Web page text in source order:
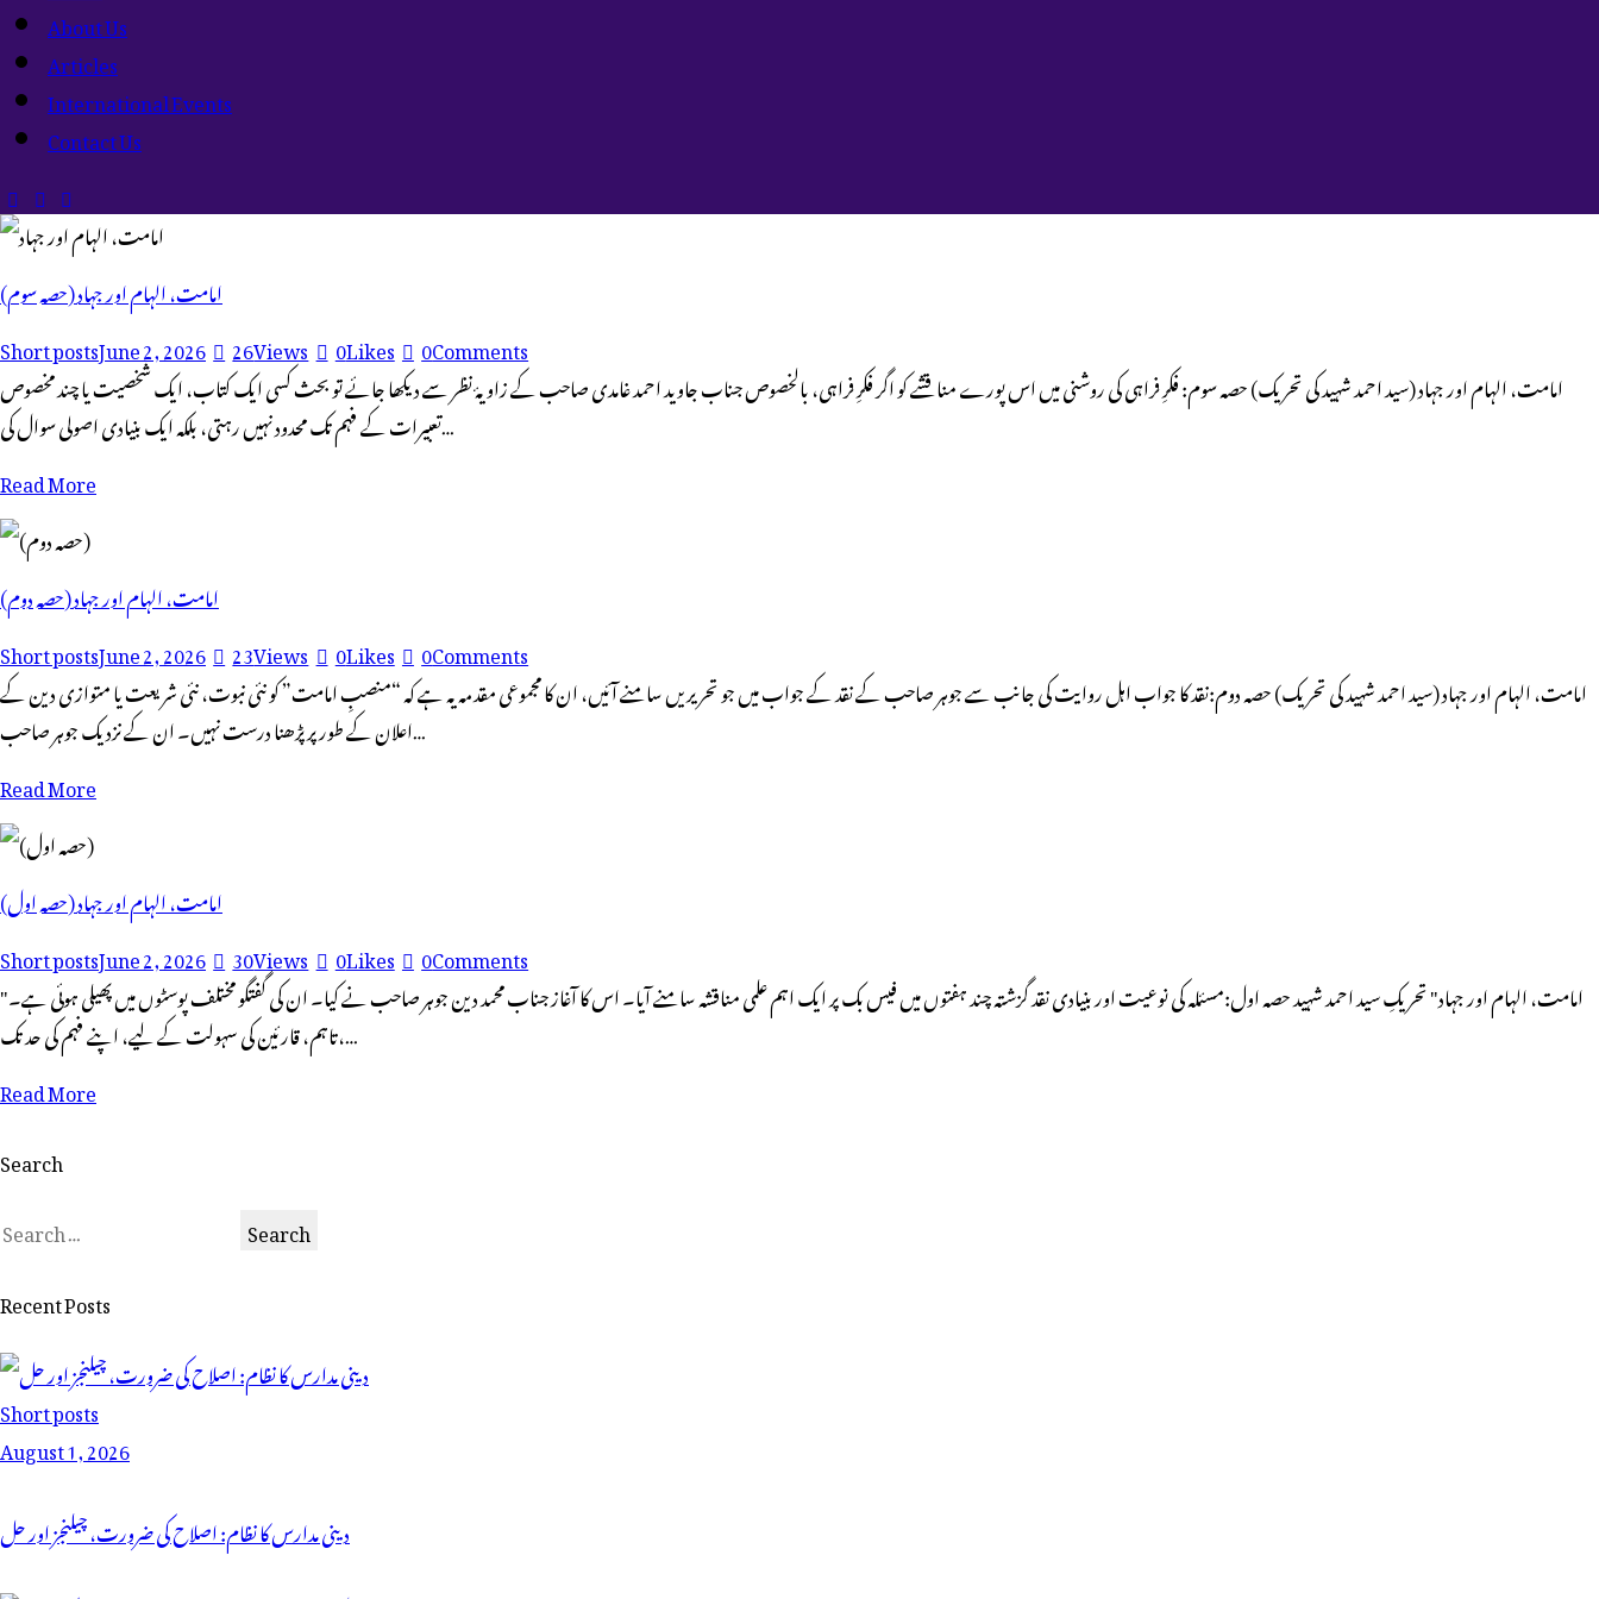
About Us
Articles
International Events
Contact Us
(حصہ سوم) امامت، الہام اور جہاد
Short postsJune 2, 2026 26Views 0Likes 0Comments
امامت، الہام اور جہاد (سید احمد شہید کی تحریک) حصہ سوم: فکرِ فراہی کی روشنی میں اس پورے مناقشے کو اگر فکرِ فراہی، بالخصوص جناب جاوید احمد غامدی صاحب کے زاویۂ نظر سے دیکھا جائے تو بحث کسی ایک کتاب، ایک شخصیت یا چند مخصوص
تعبیرات کے فہم تک محدود نہیں رہتی، بلکہ ایک بنیادی اصولی سوال کی…
Read More
(حصہ دوم) امامت، الہام اور جہاد
Short postsJune 2, 2026 23Views 0Likes 0Comments
امامت، الہام اور جہاد (سید احمد شہید کی تحریک) حصہ دوم:نقد کا جواب اہل روایت کی جانب سے جوہر صاحب کے نقد کے جواب میں جو تحریریں سامنے آئیں، ان کا مجموعی مقدمہ یہ ہے کہ “منصبِ امامت” کو نئی نبوت، نئی شریعت یا متوازی دین کے
اعلان کے طور پر پڑھنا درست نہیں۔ ان کے نزدیک جوہر صاحب…
Read More
(حصہ اول) امامت، الہام اور جہاد
Short postsJune 2, 2026 30Views 0Likes 0Comments
"امامت، الہام اور جہاد" تحریکِ سید احمد شہید حصہ اول:مسئلہ کی نوعیت اور بنیادی نقد گزشتہ چند ہفتوں میں فیس بک پر ایک اہم علمی مناقشہ سامنے آیا۔ اس کا آغاز جناب محمد دین جوہر صاحب نے کیا۔ ان کی گفتگو مختلف پوسٹوں میں پھیلی ہوئی ہے۔
تاہم، قارئین کی سہولت کے لیے، اپنے فہم کی حد تک،…
Read More
Search
Recent Posts
Short posts
August 1, 2026
دینی مدارس کا نظام: اصلاح کی ضرورت، چیلنجز اور حل